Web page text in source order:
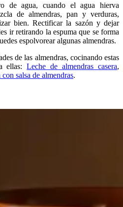
de agua, cuando el agua hierva
de almendras, pan y verduras,
bien. Rectificar la sazón y dejar
ir retirando la espuma que se forma
espolvorear algunas almendras.
de las almendras, cocinando estas
a ellas:Leche de almendras casera,
salsa de almendras.